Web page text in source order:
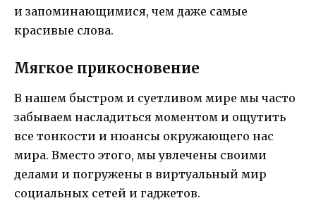
и запоминающимися, чем даже самые
красивые слова.
Мягкое прикосновение
В нашем быстром и суетливом мире мы часто
забываем насладиться моментом и ощутить
все тонкости и нюансы окружающего нас
мира. Вместо этого, мы увлечены своими
делами и погружены в виртуальный мир
социальных сетей и гаджетов.